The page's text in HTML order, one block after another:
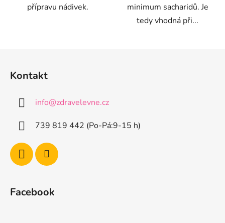
přípravu nádivek.
minimum sacharidů. Je
tedy vhodná při...
Kontakt
info@zdravelevne.cz
739 819 442 (Po-Pá:9-15 h)
Facebook